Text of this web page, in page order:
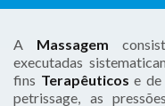
A Massagem
executadas
fins Terapêuticos e de
petrissage, as